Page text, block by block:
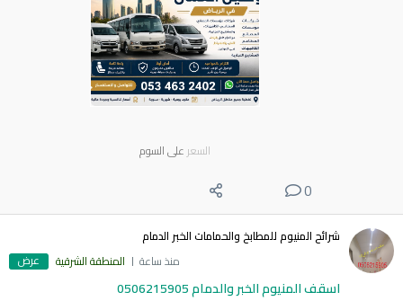
السعر على السوم
0
شرائح المنيوم للمطابخ والحمامات الخبر الدمام
منذ ساعة
المنطقة الشرقية عرض
اسقف المنيوم الخبر والدمام 0506215905